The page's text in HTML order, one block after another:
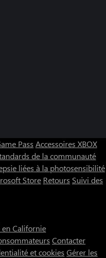
Pass Accessoires XBOX
de la communauté
liées à la photosensibilité
Store Retours Suivi des
Californie
Contacter
et cookies Gérer les